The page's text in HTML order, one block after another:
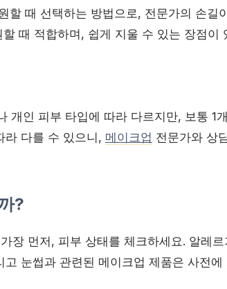
할 때 선택하는 방법으로, 전문가의 손길
때 적합하며, 쉽게 지울 수 있는 장점이
개인 피부 타입에 따라 다르지만, 보통 1
라 다를 수 있으니, 메이크업 전문가와 상
?
장 먼저, 피부 상태를 체크하세요. 알레
눈썹과 관련된 메이크업 제품은 사전에